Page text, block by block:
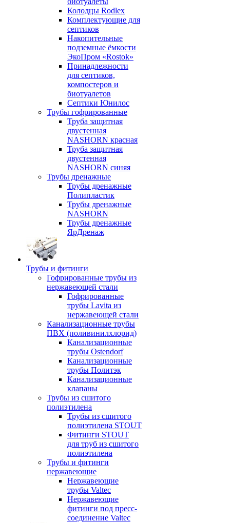
Колодцы Rodlex
Комплектующие для
септиков
Накопительные
подземные ёмкости
ЭкоПром «Rostok»
Принадлежности
для септиков,
компостеров и
биотуалетов
Септики Юнилос
Трубы гофрированные
Труба защитная
двустенная
NASHORN красная
Труба защитная
двустенная
NASHORN синяя
Трубы дренажные
Трубы дренажные
Полипластик
Трубы дренажные
NASHORN
Трубы дренажные
ЯрДренаж
Трубы и фитинги
Гофрированные трубы из
нержавеющей стали
Гофрированные
трубы Lavita из
нержавеющей стали
Канализационные трубы
ПВХ (поливинилхлорид)
Канализационные
трубы Ostendorf
Канализационные
трубы Политэк
Канализационные
клапаны
Трубы из сшитого
полиэтилена
Трубы из сшитого
полиэтилена STOUT
Фитинги STOUT
для труб из сшитого
полиэтилена
Трубы и фитинги
нержавеющие
Нержавеющие
трубы Valtec
Нержавеющие
фитинги под пресс-
соединение Valtec